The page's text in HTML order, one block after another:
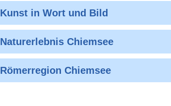
Kunst in Wort und Bild
Naturerlebnis Chiemsee
Römerregion Chiemsee